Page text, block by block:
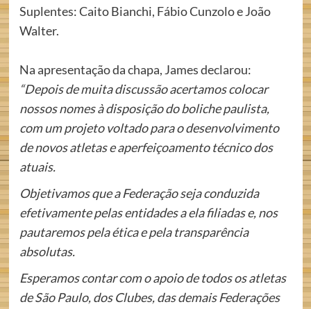
Suplentes: Caito Bianchi, Fábio Cunzolo e João
Walter.
Na apresentação da chapa, James declarou:
“Depois de muita discussão acertamos colocar
nossos nomes à disposição do boliche paulista,
com um projeto voltado para o desenvolvimento
de novos atletas e aperfeiçoamento técnico dos
atuais.
Objetivamos que a Federação seja conduzida
efetivamente pelas entidades a ela filiadas e, nos
pautaremos pela ética e pela transparência
absolutas.
Esperamos contar com o apoio de todos os atletas
de São Paulo, dos Clubes, das demais Federações